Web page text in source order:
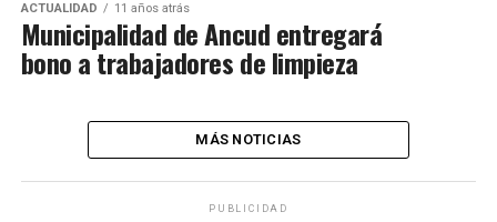
ACTUALIDAD 11 años atrás
Municipalidad de Ancud entregará
bono a trabajadores de limpieza
MÁS NOTICIAS
PUBLICIDAD